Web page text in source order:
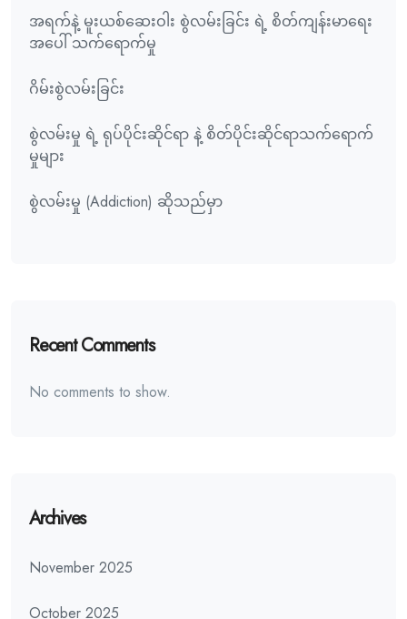
အရက်နဲ့ မူးယစ်ဆေးဝါး စွဲလမ်းခြင်း ရဲ့ စိတ်ကျန်းမာရေး
အပေါ် သက်ရောက်မှု
ဂိမ်းစွဲလမ်းခြင်း
စွဲလမ်းမှု ရဲ့ ရုပ်ပိုင်းဆိုင်ရာ နဲ့ စိတ်ပိုင်းဆိုင်ရာသက်ရောက်
မှုများ
စွဲလမ်းမှု (Addiction) ဆိုသည်မှာ
Recent Comments
No comments to show.
Archives
November 2025
October 2025